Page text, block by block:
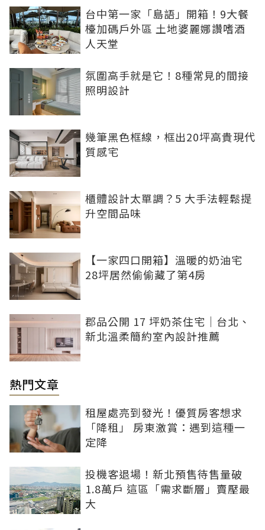
台中第一家「島語」開箱！9大餐
檯加碼戶外區 土地婆麗娜讚嗜酒
人天堂
氛圍高手就是它！8種常見的間接
照明設計
幾筆黑色框線，框出20坪高貴現代
質感宅
櫃體設計太單調？5 大手法輕鬆提
升空間品味
【一家四口開箱】溫暖的奶油宅
28坪居然偷偷藏了第4房
郡品公開 17 坪奶茶住宅｜台北、
新北溫柔簡約室內設計推薦
熱門文章
租屋處亮到發光！優質房客想求
「降租」 房東激賞：遇到這種一
定降
投機客退場！新北預售待售量破
1.8萬戶 這區「需求斷層」賣壓最
大